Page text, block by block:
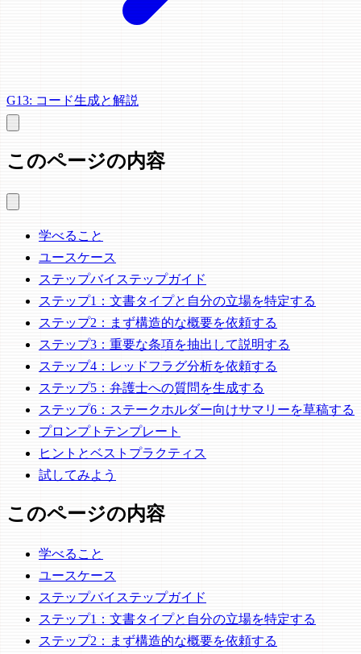
G13: コード生成と解説
このページの内容
学べること
ユースケース
ステップバイステップガイド
ステップ1：文書タイプと自分の立場を特定する
ステップ2：まず構造的な概要を依頼する
ステップ3：重要な条項を抽出して説明する
ステップ4：レッドフラグ分析を依頼する
ステップ5：弁護士への質問を生成する
ステップ6：ステークホルダー向けサマリーを草稿する
プロンプトテンプレート
ヒントとベストプラクティス
試してみよう
このページの内容
学べること
ユースケース
ステップバイステップガイド
ステップ1：文書タイプと自分の立場を特定する
ステップ2：まず構造的な概要を依頼する